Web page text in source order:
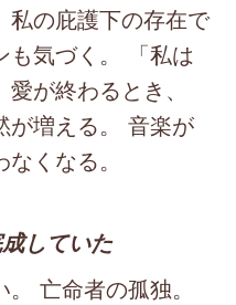
私の庇護下の存在で
も気づく。 「私は
が終わるとき、
が増える。 音楽が
くなる。
していた
亡命者の孤独。